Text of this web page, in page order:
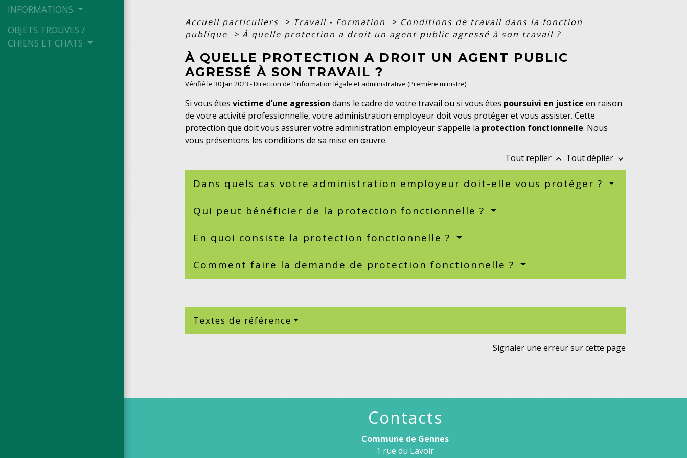
INFORMATIONS
OBJETS TROUVES /
CHIENS ET CHATS
Accueil particuliers > Travail - Formation > Conditions de travail dans la fonction
publique
> À quelle protection a droit un agent public agressé à son travail ?
À QUELLE PROTECTION A DROIT UN AGENT PUBLIC
AGRESSÉ À SON TRAVAIL ?
Vérifié le 30 Jan 2023 - Direction de l'information légale et administrative (Première ministre)
Si vous êtes victime d’une agression dans le cadre de votre travail ou si vous êtes poursuivi en justice en raison
de votre activité professionnelle, votre administration employeur doit vous protéger et vous assister. Cette
protection que doit vous assurer votre administration employeur s’appelle la protection fonctionnelle. Nous
vous présentons les conditions de sa mise en œuvre.
Tout replier keyboard_arrow_up Tout déplier keyboard_arrow_down
Dans quels cas votre administration employeur doit-elle vous protéger ?
Qui peut bénéficier de la protection fonctionnelle ?
En quoi consiste la protection fonctionnelle ?
Comment faire la demande de protection fonctionnelle ?
Textes de référence
Signaler une erreur sur cette page
Contacts
Commune de Gennes
1 rue du Lavoir